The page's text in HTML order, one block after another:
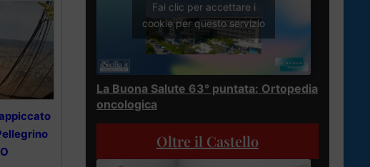
Fai clic per accettare i
cookie per questo servizio
La Buona Salute 63° puntata: Ortopedia
oncologica
Oltre il Castello